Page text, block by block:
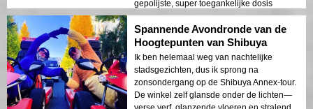
gepolijste, super toegankelijke dosis
Tokyo-opwinding wilt, is dit een rockster
keuze!
Spannende Avondronde van de
Hoogtepunten van Shibuya
Ik ben helemaal weg van nachtelijke
stadsgezichten, dus ik sprong na
zonsondergang op de Shibuya Annex-tour.
De winkel zelf glansde onder de lichten—